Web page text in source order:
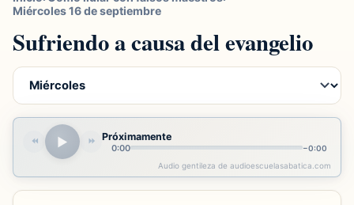
Miércoles 16 de septiembre
Sufriendo a causa del evangelio
⏪ ▶ ⏩ Próximamente
0:00 −0:00
Audio gentileza de audioescuelasabatica.com